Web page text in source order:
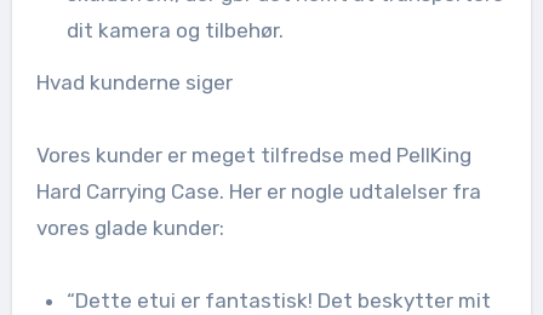
dit kamera og tilbehør.
Hvad kunderne siger
Vores kunder er meget tilfredse med PellKing
Hard Carrying Case. Her er nogle udtalelser fra
vores glade kunder:
“Dette etui er fantastisk! Det beskytter mit